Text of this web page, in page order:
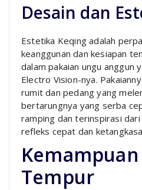
Desain dan
Estetika Keqing adalah
keanggunan dan kesiapan
dalam pakaian ungu anggun
Electro Vision-nya.
rumit dan pedang yang
bertarungnya yang serba
ramping dan terinspirasi
refleks cepat dan
Tempur